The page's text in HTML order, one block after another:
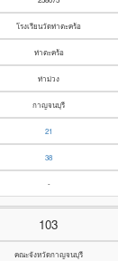
โรงเรียนวัดท่าตะคร้อ
ท่าตะคร้อ
ท่าม่วง
กาญจนบุรี
21
38
-
103
คณะจังหวัดกาญจนบุรี